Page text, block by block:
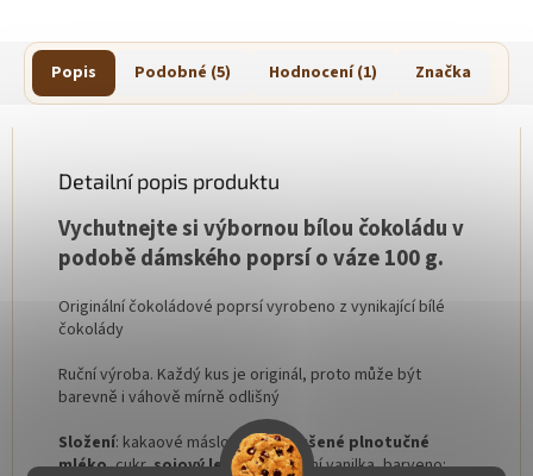
Popis Podobné (5) Hodnocení (1) Značka
Detailní popis produktu
Vychutnejte si výbornou bílou čokoládu v
podobě dámského poprsí o váze 100 g.
Originální čokoládové poprsí vyrobeno z vynikající bílé
čokolády
Ruční výroba. Každý kus je originál, proto může být
barevně i váhově mírně odlišný
Složení: kakaové máslo 31,1 %,sušené plnotučné
mléko, cukr,sojový lecitin, přírodní vanilka, barveno: